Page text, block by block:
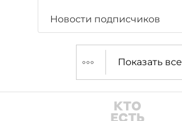
Новости подписчиков
Показать все